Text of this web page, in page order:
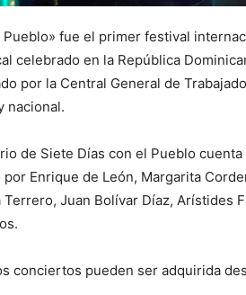
Pueblo» fue el primer festival
celebrado en la República
por la Central General de
nacional.
de Siete Días con el Pueblo
Enrique de León, Margarita
Terrero, Juan Bolívar Díaz, Arístides
conciertos pueden ser adquirida